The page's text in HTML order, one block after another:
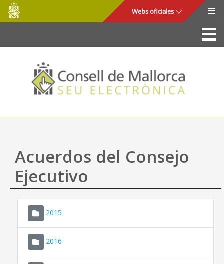
Saltar al contenido principal
Consell
de
Mallorca
Webs oficiales
La Sede
Consejo de Mallorca
Acceso y seguridad
Utilidades
Mapa web
Ayuda
Acuerdos del Consejo
Ejecutivo
2015
2016